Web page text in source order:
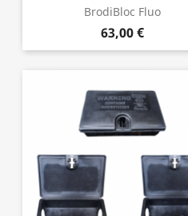
BrodiBloc Fluo
63,00 €